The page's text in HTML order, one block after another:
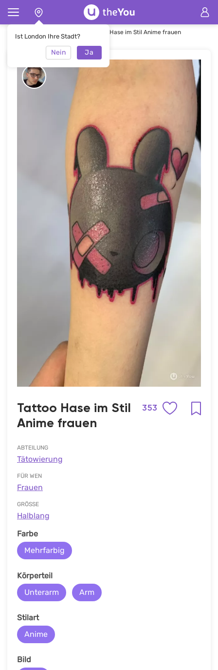
Ist London Ihre Stadt?
Nein Ja
Hauptseite Tätowierung Tattoo Hase im Stil Anime frauen
Tattoo Hase im Stil
Anime frauen
353
ABTEILUNG
Tätowierung
FÜR WEN
Frauen
GRÖSSE
Halblang
Farbe
Mehrfarbig
Körperteil
Unterarm
Arm
Stilart
Anime
Bild